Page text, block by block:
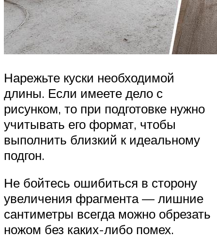
Нарежьте куски необходимой
длины. Если имеете дело с
рисунком, то при подготовке нужно
учитывать его формат, чтобы
выполнить близкий к идеальному
подгон.
Не бойтесь ошибиться в сторону
увеличения фрагмента — лишние
сантиметры всегда можно обрезать
ножом без каких-либо помех.